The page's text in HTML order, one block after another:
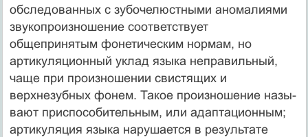
обследованных с зубочелюстными аномалиями
звукопроизношение соответ­ствует
общепринятым фонетическим нормам, но
артикуляци­онный уклад языка неправильный,
чаще при произношении свистящих и
верхнезубных фонем. Такое произношение назы­
вают приспособительным, или адаптационным;
артикуляция языка нарушается в результате